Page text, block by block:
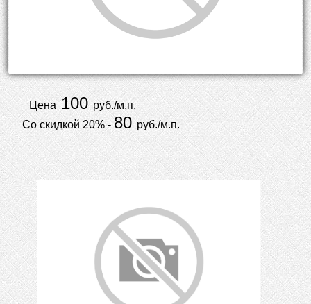
Цена100руб./м.п.
Со скидкой 20% - 80руб./м.п.